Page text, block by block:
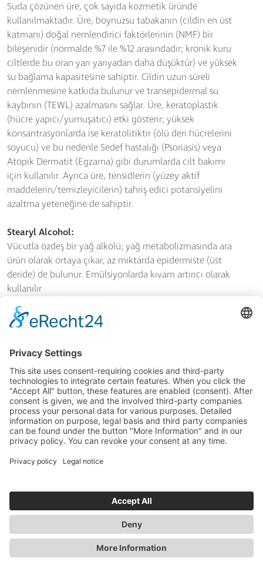
Suda çözünen üre, çok sayıda kozmetik üründe
kullanılmaktadır. Üre, boynuzsu tabakanın (cildin en üst
katmanı) doğal nemlendirici faktörlerinin (NMF) bir
bileşenidir (normalde %7 ile %12 arasındadır; kronik kuru
ciltlerde bu oran yarı yarıyadan daha düşüktür) ve yüksek
su bağlama kapasitesine sahiptir. Cildin uzun süreli
nemlenmesine katkıda bulunur ve transepidermal su
kaybının (TEWL) azalmasını sağlar. Üre, keratoplastik
(hücre yapıcı/yumuşatıcı) etki gösterir; yüksek
konsantrasyonlarda ise keratolitiktir (ölü deri hücrelerini
soyucu) ve bu nedenle Sedef hastalığı (Psoriasis) veya
Atopik Dermatit (Egzama) gibi durumlarda cilt bakımı
için kullanılır. Ayrıca üre, tensidlerin (yüzey aktif
maddelerin/temizleyicilerin) tahriş edici potansiyelini
azaltma yeteneğine de sahiptir.
Stearyl Alcohol:
Vücutla özdeş bir yağ alkolü; yağ metabolizmasında ara
ürün olarak ortaya çıkar, az miktarda epidermiste (üst
deride) de bulunur. Emülsiyonlarda kıvam artırıcı olarak
kullanılır
Tetrahydroxypropyl Ethylenediamine:
Poliakrilat jeli (karbomer) nötralize etmek için kullanılır; su
Carbomer:
Poliakrilat bazlı, nötr ve cilt toleransı çok yüksek bir jel
oluşturucu. Çeşitli iddiaların aksine "mikroplastik" değildir.
© 2026 SkinIdent AG
info@drbaumanntr.com
GENEL İŞ KOŞULLARI
YAYINCI BILGILERI
VERI KORUMA